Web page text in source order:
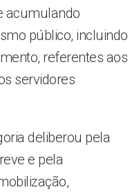
acumulando
público, incluindo
referentes aos
servidores
deliberou pela
e pela